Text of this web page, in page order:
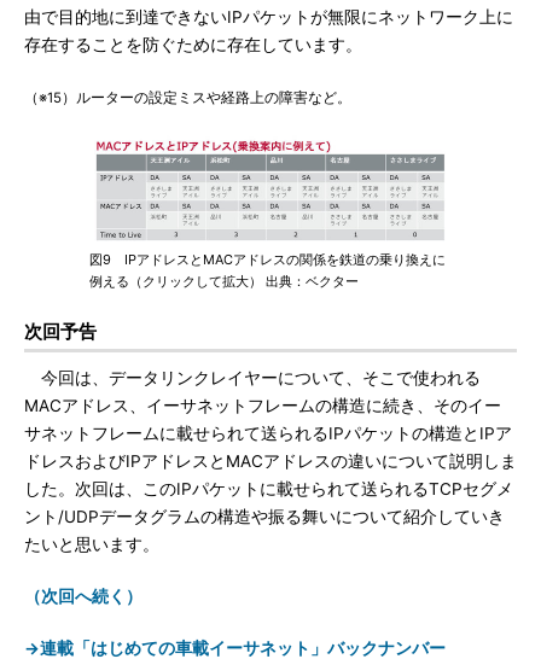
由で目的地に到達できないIPパケットが無限にネットワーク上に
存在することを防ぐために存在しています。
（※15）ルーターの設定ミスや経路上の障害など。
図9 IPアドレスとMACアドレスの関係を鉄道の乗り換えに
例える（クリックして拡大） 出典：ベクター
次回予告
今回は、データリンクレイヤーについて、そこで使われる
MACアドレス、イーサネットフレームの構造に続き、そのイー
サネットフレームに載せられて送られるIPパケットの構造とIPア
ドレスおよびIPアドレスとMACアドレスの違いについて説明しま
した。次回は、このIPパケットに載せられて送られるTCPセグメ
ント/UDPデータグラムの構造や振る舞いについて紹介していき
たいと思います。
（次回へ続く）
→連載「はじめての車載イーサネット」バックナンバー